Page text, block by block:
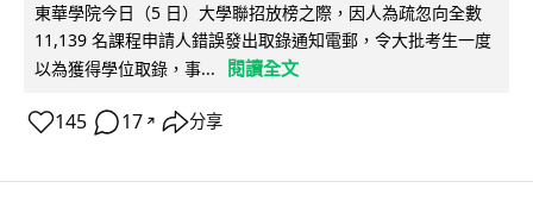
東華學院今日（5 日）大學聯招放榜之際，因人為疏忽向全數
11,139 名課程申請人錯誤發出取錄通知電郵，令大批考生一度
以為獲得學位取錄，事...
閱讀全文
145 17 ↗ 分享